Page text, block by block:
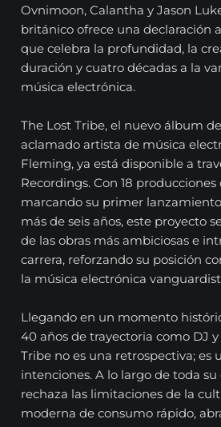
Ovnimoon, Calantha y Jason
británico ofrece una declaración
que celebra la profundidad, la
duración y cuatro décadas a la
música electrónica.
The Lost Tribe, el nuevo álbum
aclamado artista de música
Fleming, ya está disponible a
Recordings. Con 18
marcando su primer
más de seis años, este proyecto
de las obras más ambiciosas e
carrera, reforzando su posición
la música electrónica
Llegando en un momento
40 años de trayectoria como DJ
Tribe no es una retrospectiva; es
intenciones. A lo largo de toda
rechaza las limitaciones de la
moderna de consumo rápido,